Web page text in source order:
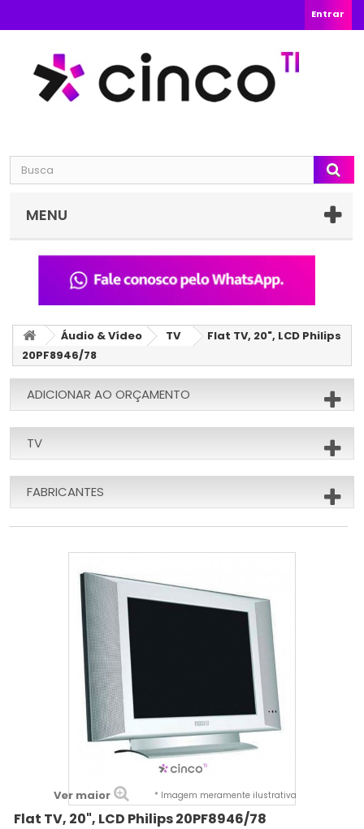
Entrar
MENU
Áudio & Vídeo TV
Flat TV, 20", LCD Philips
20PF8946/78
ADICIONAR AO ORÇAMENTO
TV
FABRICANTES
Ver maior * Imagem meramente ilustrativa
Flat TV, 20", LCD Philips 20PF8946/78